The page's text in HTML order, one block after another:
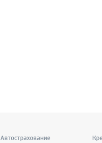
Автострахование